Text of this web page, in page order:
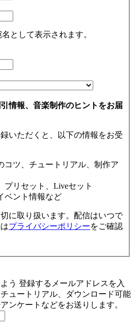
として表示されます。
情報、音楽制作のヒントをお届
いただくと、以下の情報をお受
コツ、チュートリアル、制作ア
プリセット、Liveセット
ベント情報など
に取り扱います。配信はいつで
プライバシーポリシーをご確認
う 登録するメールアドレスを入
ュートリアル、ダウンロード可能
ンケートなどをお送りします。